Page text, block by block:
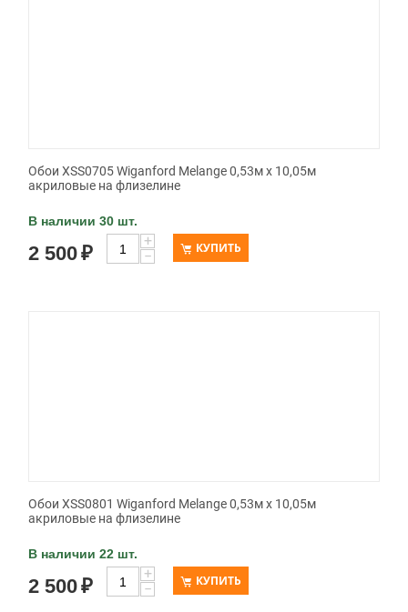
Обои XSS0705 Wiganford Melange 0,53м x 10,05м
акриловые на флизелине
В наличии 30 шт.
2 500₽
+
−
КУПИТЬ
Обои XSS0801 Wiganford Melange 0,53м x 10,05м
акриловые на флизелине
В наличии 22 шт.
2 500₽
+
−
КУПИТЬ